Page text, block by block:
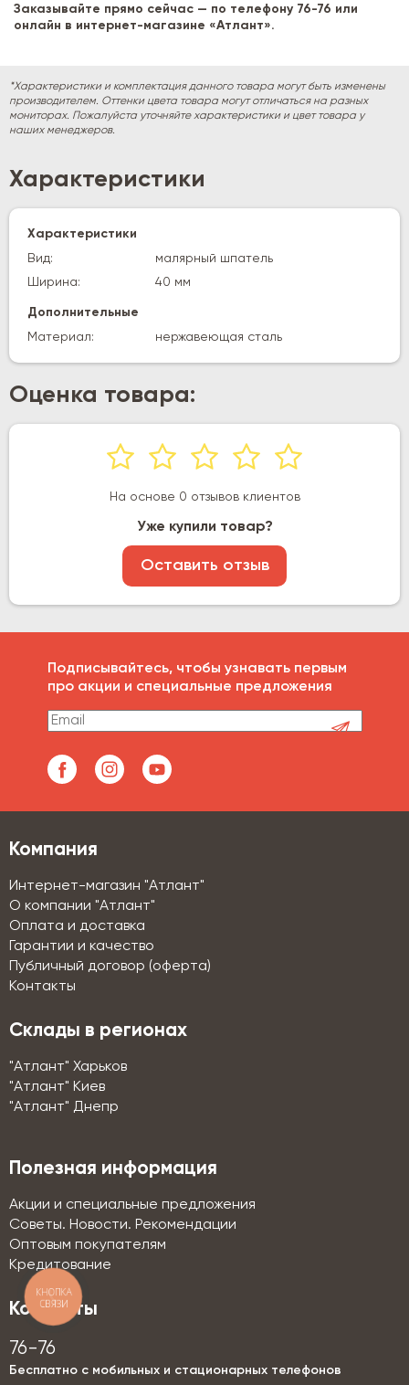
Заказывайте прямо сейчас — по телефону 76-76 или
онлайн в интернет-магазине «Атлант».
*Характеристики и комплектация данного товара могут быть изменены
производителем. Оттенки цвета товара могут отличаться на разных
мониторах. Пожалуйста уточняйте характеристики и цвет товара у
наших менеджеров.
Характеристики
Характеристики
Вид:
малярный шпатель
Ширина:
40 мм
Дополнительные
Материал:
нержавеющая сталь
Оценка товара:
На основе 0 отзывов клиентов
Уже купили товар?
Оставить отзыв
Подписывайтесь, чтобы узнавать первым
про акции и специальные предложения
Компания
Интернет-магазин "Атлант"
О компании "Атлант"
Оплата и доставка
Гарантии и качество
Публичный договор (оферта)
Контакты
Склады в регионах
"Атлант" Харьков
"Атлант" Киев
"Атлант" Днепр
Полезная информация
Акции и специальные предложения
Советы. Новости. Рекомендации
Оптовым покупателям
Кредитование
Контакты
76-76
Бесплатно с мобильных и стационарных телефонов
КНОПКА
СВЯЗИ